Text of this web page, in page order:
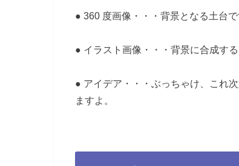
● 360 度画像・・・背景となる土台
● イラスト画像・・・背景に合成す
● アイデア・・・ぶっちゃけ、これ
ますよ。